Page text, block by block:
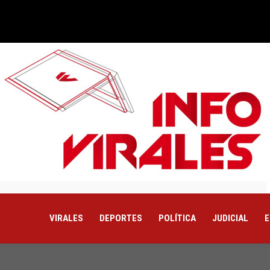
VIRALES DEPORTES POLÍTICA JUDICIAL